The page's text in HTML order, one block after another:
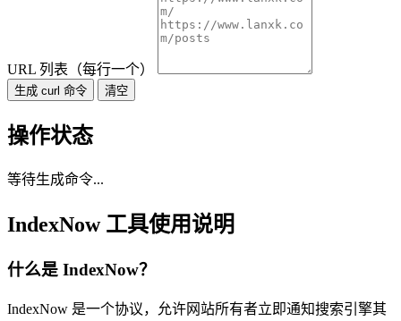
URL 列表（每行一个）
生成 curl 命令 清空
操作状态
等待生成命令...
IndexNow 工具使用说明
什么是 IndexNow？
IndexNow 是一个协议，允许网站所有者立即通知搜索引擎其